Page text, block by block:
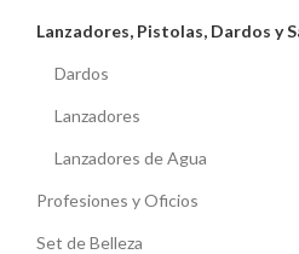
Lanzadores, Pistolas, Dardos y
Dardos
Lanzadores
Lanzadores de Agua
Profesiones y Oficios
Set de Belleza